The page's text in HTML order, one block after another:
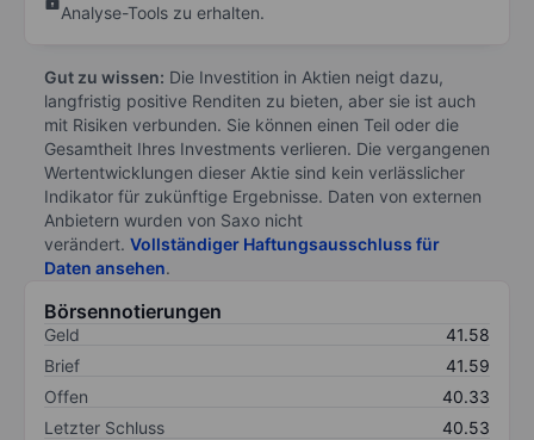
Analyse-Tools zu erhalten.
Gut zu wissen: Die Investition in Aktien neigt dazu,
langfristig positive Renditen zu bieten, aber sie ist auch
mit Risiken verbunden. Sie können einen Teil oder die
Gesamtheit Ihres Investments verlieren. Die vergangenen
Wertentwicklungen dieser Aktie sind kein verlässlicher
Indikator für zukünftige Ergebnisse. Daten von externen
Anbietern wurden von Saxo nicht
verändert. Vollständiger Haftungsausschluss für
Daten ansehen.
Börsennotierungen
Geld
41.58
Brief
41.59
Offen
40.33
Letzter Schluss
40.53